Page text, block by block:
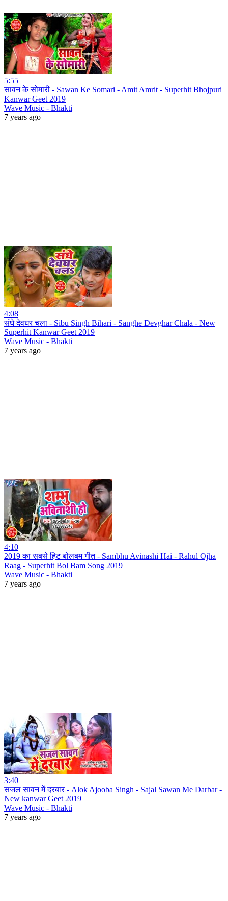
5:55
सावन के सोमारी - Sawan Ke Somari - Amit Amrit - Superhit Bhojpuri
Kanwar Geet 2019
Wave Music - Bhakti
7 years ago
4:08
संघे देवघर चला - Sibu Singh Bihari - Sanghe Devghar Chala - New
Superhit Kanwar Geet 2019
Wave Music - Bhakti
7 years ago
4:10
2019 का सबसे हिट बोलबम गीत - Sambhu Avinashi Hai - Rahul Ojha
Raag - Superhit Bol Bam Song 2019
Wave Music - Bhakti
7 years ago
3:40
सजल सावन में दरबार - Alok Ajooba Singh - Sajal Sawan Me Darbar -
New kanwar Geet 2019
Wave Music - Bhakti
7 years ago